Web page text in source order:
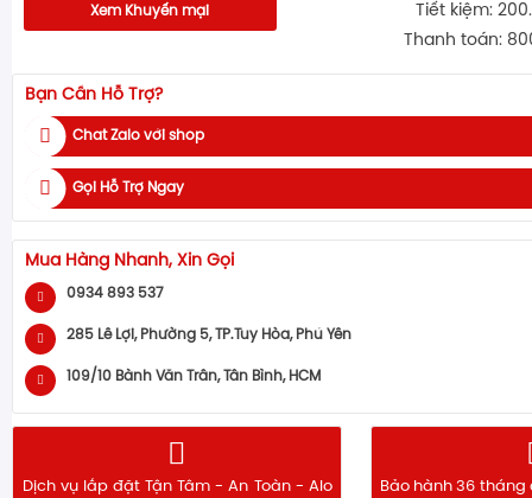
Xem Khuyến mại
Tiết kiệm:
Thanh toán:
Bạn Cần Hỗ Trợ?
Chat Zalo với shop
Gọi Hỗ Trợ Ngay
Mua Hàng Nhanh, Xin Gọi
0934 893 537
285 Lê Lợi, Phường 5, TP.Tuy Hòa, Phú Yên
109/10 Bành Văn Trân, Tân Bình, HCM
Dịch vụ lắp đặt Tận Tâm - An Toàn - Alo
Bảo hành 36